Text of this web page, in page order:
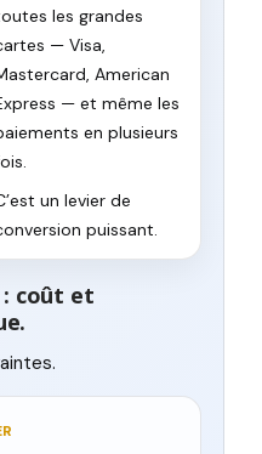
les grandes
— Visa,
American
— et même les
en plusieurs
un levier de
puissant.
: coût et